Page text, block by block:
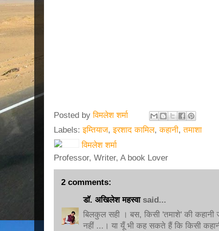
Posted byविमलेश शर्मा
Labels:इम्तियाज,इरशाद कामिल,कहानी,तमाशा
विमलेश शर्मा
Professor, Writer, A book Lover
2 comments:
डॉ. अखिलेश महस्वा said...
बिलकुल सही । बस, किसी 'तमाशे' की कहानी
नहीं ...। या यूँ भी कह सकते हैं कि किसी